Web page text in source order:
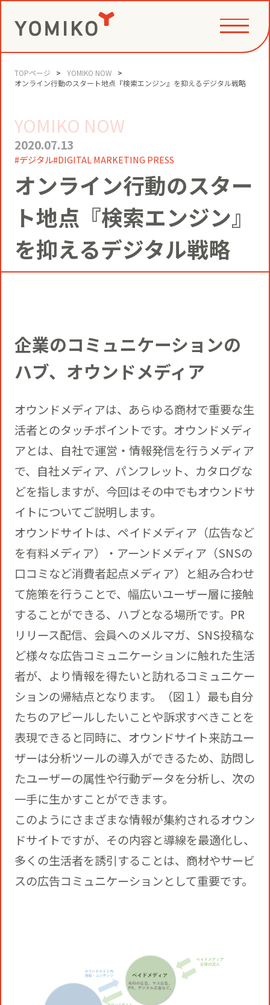
PHILOSOPHY
GAME CHANGE PARTNER
VI
YOMIKOグループ ビジョン・パーパ
ス・バリューズ
VALUE CREATION
コミュニティクリエイション®
事例
コミュニティクリエイションの仕掛け
NEWS
ニュースリリース
博報堂ＤＹグループトピックス
SERVICE
インストアコンサルティング
ビジネスデベロップメント
マーケティング
クリエイティブ
アクティベーション
メディアビジネス
PR
トップメッセージ
推進体制
環境
社会
ガバナンス
CSR
COMPANY
社長メッセージ
会社概要
当社の歩み
役員一覧
本社・支社アクセス
グループ会社
RECRUIT
新卒採用
通年採用
カムバック採用
障がい者採用
トップへ
TOPページ
YOMIKO NOW
オンライン行動のスタート地点『検索エンジン』を抑えるデジタル戦略
YOMIKO NOW
2020.07.13
デジタル DIGITAL MARKETING PRESS
オンライン行動のスター
ト地点『検索エンジン』
を抑えるデジタル戦略
企業のコミュニケーションの
ハブ、オウンドメディア
オウンドメディアは、あらゆる商材で重要な生
活者とのタッチポイントです。オウンドメディ
アとは、自社で運営・情報発信を行うメディア
で、自社メディア、パンフレット、カタログな
どを指しますが、今回はその中でもオウンドサ
イトについてご説明します。
オウンドサイトは、ペイドメディア（広告など
を有料メディア）・アーンドメディア（SNSの
口コミなど消費者起点メディア）と組み合わせ
て施策を行うことで、幅広いユーザー層に接触
することができる、ハブとなる場所です。PR
リリース配信、会員へのメルマガ、SNS投稿な
ど様々な広告コミュニケーションに触れた生活
者が、より情報を得たいと訪れるコミュニケー
ションの帰結点となります。（図１）最も自分
たちのアピールしたいことや訴求すべきことを
表現できると同時に、オウンドサイト来訪ユー
ザーは分析ツールの導入ができるため、訪問し
たユーザーの属性や行動データを分析し、次の
一手に生かすことができます。
このようにさまざまな情報が集約されるオウン
ドサイトですが、その内容と導線を最適化し、
多くの生活者を誘引することは、商材やサービ
スの広告コミュニケーションとして重要です。